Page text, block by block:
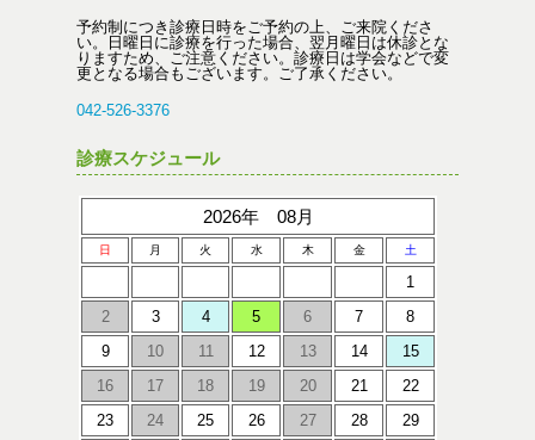
予約制につき診療日時をご予約の上、ご来院くださ
い。日曜日に診療を行った場合、翌月曜日は休診とな
りますため、ご注意ください。診療日は学会などで変
更となる場合もございます。ご了承ください。
042-526-3376
診療スケジュール
2026年 08月
日 月 火 水 木 金 土
1
2
3 4 5 6 7
8
9
10 11 12 13 14
15
16
17 18 19 20 21
22
23
24 25 26 27 28
29